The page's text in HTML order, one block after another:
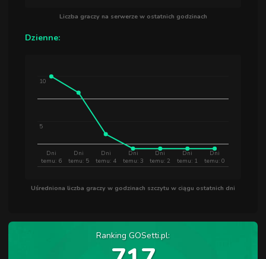
Liczba graczy na serwerze w ostatnich godzinach
Dzienne:
temu: 6
Dni
temu: 5
Dni
temu: 4
Dni
temu: 3
Dni
temu: 2
Dni
temu: 1
Dni
temu: 0
Dni
5
10
Uśredniona liczba graczy w godzinach szczytu w ciągu ostatnich dni
Ranking GOSetti.pl: